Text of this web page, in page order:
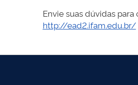
Envie suas dúvidas para
http://ead2.ifam.edu.br/